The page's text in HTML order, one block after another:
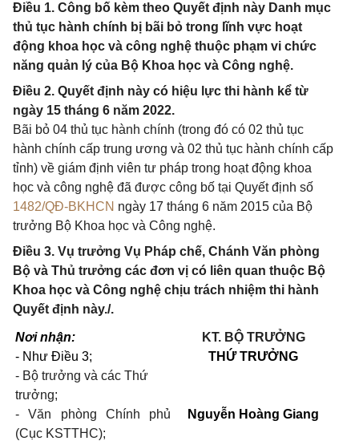
Điều 1. Công bố kèm theo Quyết định này Danh mục
thủ tục hành chính bị bãi bỏ trong lĩnh vực hoạt
động khoa học và công nghệ thuộc phạm vi chức
năng quản lý của Bộ Khoa học và Công nghệ.
Điều 2. Quyết định này có hiệu lực thi hành kể từ
ngày 15 tháng 6 năm 2022.
Bãi bỏ 04 thủ tục hành chính (trong đó có 02 thủ tục
hành chính cấp trung ương và 02 thủ tục hành chính cấp
tỉnh) về giám định viên tư pháp trong hoạt động khoa
học và công nghệ đã được công bố tại Quyết định số
1482/QĐ-BKHCN ngày 17 tháng 6 năm 2015 của Bộ
trưởng Bộ Khoa học và Công nghệ.
Điều 3. Vụ trưởng Vụ Pháp chế, Chánh Văn phòng
Bộ và Thủ trưởng các đơn vị có liên quan thuộc Bộ
Khoa học và Công nghệ chịu trách nhiệm thi hành
Quyết định này./.
Nơi nhận:
- Như Điều 3;
- Bộ trưởng và các Thứ
trưởng;
- Văn phòng Chính phủ
(Cục KSTTHC);
KT. BỘ TRƯỞNG
THỨ TRƯỞNG
Nguyễn Hoàng Giang